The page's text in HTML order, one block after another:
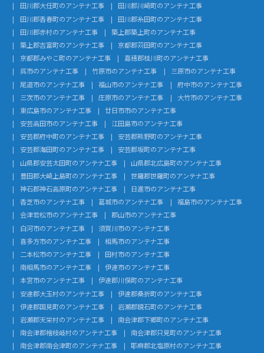
田川郡大任町のアンテナ工事
田川郡川崎町のアンテナ工事
田川郡香春町のアンテナ工事
田川郡糸田町のアンテナ工事
田川郡赤村のアンテナ工事
築上郡築上町のアンテナ工事
築上郡吉富町のアンテナ工事
京都郡苅田町のアンテナ工事
京都郡みやこ町のアンテナ工事
嘉穂郡桂川町のアンテナ工事
呉市のアンテナ工事
竹原市のアンテナ工事
三原市のアンテナ工事
尾道市のアンテナ工事
福山市のアンテナ工事
府中市のアンテナ工事
三次市のアンテナ工事
庄原市のアンテナ工事
大竹市のアンテナ工事
東広島市のアンテナ工事
廿日市市のアンテナ工事
安芸高田市のアンテナ工事
江田島市のアンテナ工事
安芸郡府中町のアンテナ工事
安芸郡熊野町のアンテナ工事
安芸郡海田町のアンテナ工事
安芸郡坂町のアンテナ工事
山県郡安芸太田町のアンテナ工事
山県郡北広島町のアンテナ工事
豊田郡大崎上島町のアンテナ工事
世羅郡世羅町のアンテナ工事
神石郡神石高原町のアンテナ工事
日進市のアンテナ工事
香芝市のアンテナ工事
葛城市のアンテナ工事
福島市のアンテナ工事
会津若松市のアンテナ工事
郡山市のアンテナ工事
白河市のアンテナ工事
須賀川市のアンテナ工事
喜多方市のアンテナ工事
相馬市のアンテナ工事
二本松市のアンテナ工事
田村市のアンテナ工事
南相馬市のアンテナ工事
伊達市のアンテナ工事
本宮市のアンテナ工事
伊達郡川俣町のアンテナ工事
安達郡大玉村のアンテナ工事
伊達郡桑折町のアンテナ工事
伊達郡国見町のアンテナ工事
岩瀬郡鏡石町のアンテナ工事
岩瀬郡天栄村のアンテナ工事
南会津郡下郷町のアンテナ工事
南会津郡檜枝岐村のアンテナ工事
南会津郡只見町のアンテナ工事
南会津郡南会津町のアンテナ工事
耶麻郡北塩原村のアンテナ工事